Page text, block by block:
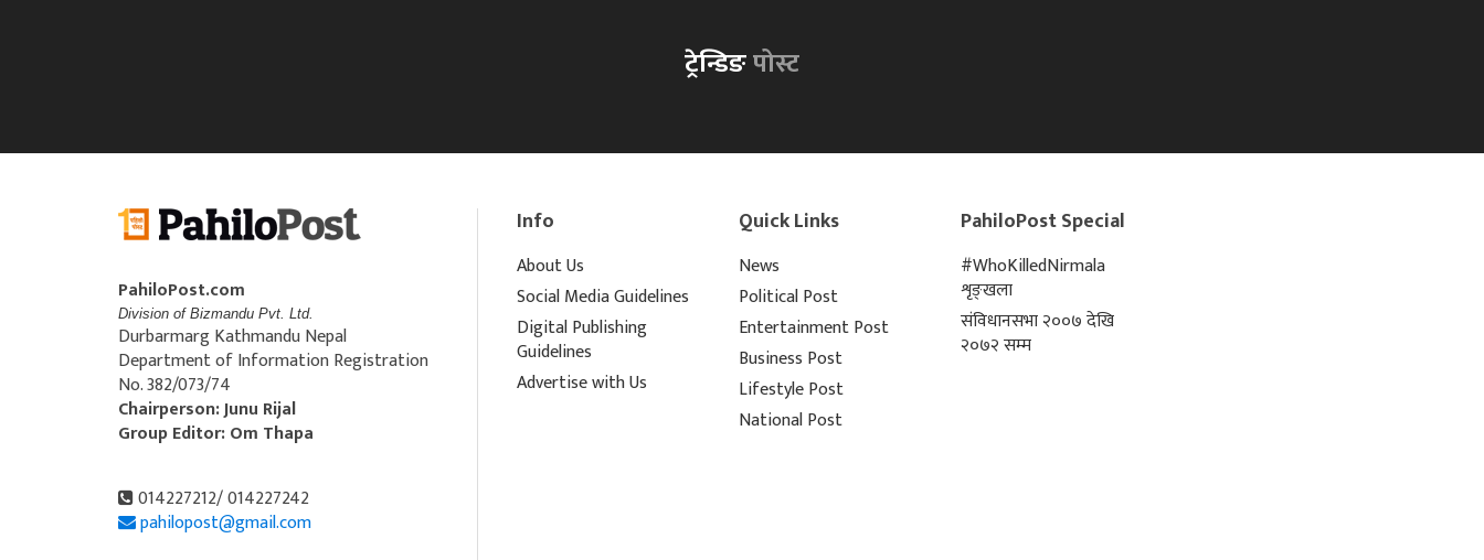
ट्रेन्डिङपोस्ट
PahiloPost.com
Division of Bizmandu Pvt. Ltd.
Durbarmarg Kathmandu Nepal
Department of Information Registration
No. 382/073/74
Chairperson: Junu Rijal
Group Editor: Om Thapa
014227212/ 014227242
pahilopost@gmail.com
Info
About Us
Social Media Guidelines
Digital Publishing
Guidelines
Advertise with Us
Quick Links
News
Political Post
Entertainment Post
Business Post
Lifestyle Post
National Post
PahiloPost Special
#WhoKilledNirmala
शृङ्खला
संविधानसभा २००७ देखि
२०७२ सम्म